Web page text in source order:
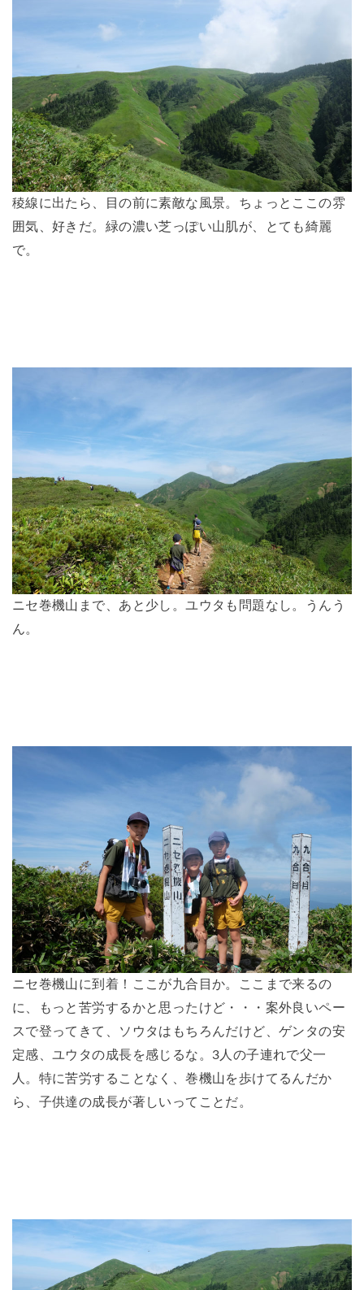
稜線に出たら、目の前に素敵な風景。ちょっとここの雰
囲気、好きだ。緑の濃い芝っぽい山肌が、とても綺麗
で。
ニセ巻機山まで、あと少し。ユウタも問題なし。うんう
ん。
ニセ巻機山に到着！ここが九合目か。ここまで来るの
に、もっと苦労するかと思ったけど・・・案外良いペー
スで登ってきて、ソウタはもちろんだけど、ゲンタの安
定感、ユウタの成長を感じるな。3人の子連れで父一
人。特に苦労することなく、巻機山を歩けてるんだか
ら、子供達の成長が著しいってことだ。